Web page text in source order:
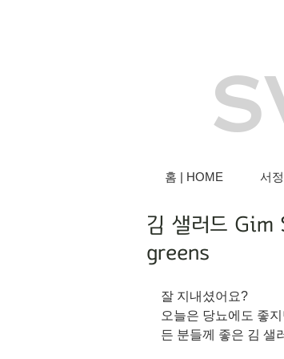
홈 | HOME 서
김 샐러드
greens
잘 지내셨어요?
오늘은 당뇨에도 좋
든 분들께 좋은 김